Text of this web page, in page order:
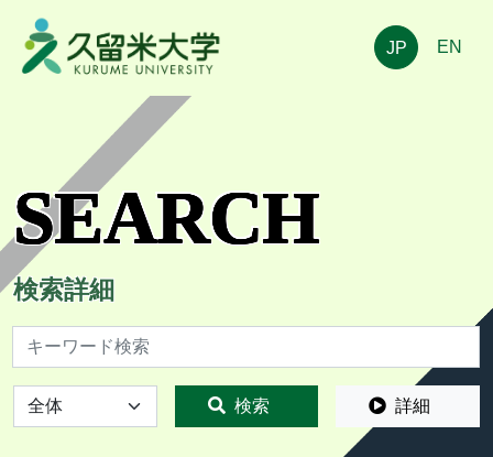
JP EN
SEARCH
検索詳細
検索
全体 検索 詳細